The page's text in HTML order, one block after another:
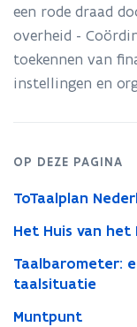
op:
Nederlands
Brussel
een rode draad
overheid -
toekennen van
instellingen en
OP DEZE PAGINA
ToTaalplan
Het Huis van het
Taalbarometer:
taalsituatie
Muntpunt